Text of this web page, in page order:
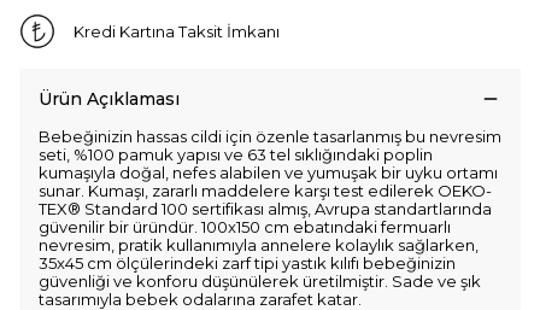
Kredi Kartına Taksit İmkanı
Ürün Açıklaması
Bebeğinizin hassas cildi için özenle tasarlanmış bu nevresim
seti, %100 pamuk yapısı ve 63 tel sıklığındaki poplin
kumaşıyla doğal, nefes alabilen ve yumuşak bir uyku ortamı
sunar. Kumaşı, zararlı maddelere karşı test edilerek OEKO-
TEX® Standard 100 sertifikası almış, Avrupa standartlarında
güvenilir bir üründür. 100x150 cm ebatındaki fermuarlı
nevresim, pratik kullanımıyla annelere kolaylık sağlarken,
35x45 cm ölçülerindeki zarf tipi yastık kılıfı bebeğinizin
güvenliği ve konforu düşünülerek üretilmiştir. Sade ve şık
tasarımıyla bebek odalarına zarafet katar.